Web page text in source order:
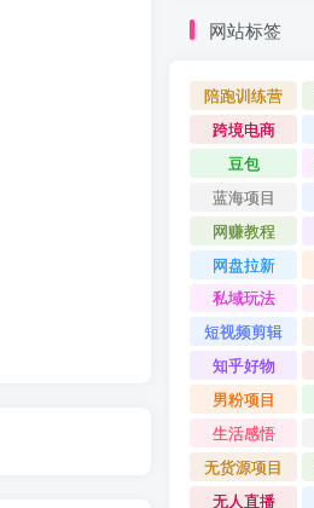
网站标签
陪跑训练营
跨境电商
豆包
蓝海项目
网赚教程
网盘拉新
私域玩法
短视频剪辑
知乎好物
男粉项目
生活感悟
无货源项目
无人直播